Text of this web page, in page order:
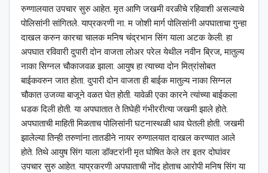
रुग्णालयात उपचार सुरु आहेत. मृत आणि जखमी वरळीचे रहिवाशी असल्याचे
पोलिसांनी सांगितले. याप्रकरणी ना. म जोशी मार्ग पोलिसांनी अपघाताचा गुन्हा
दाखल करुन कारचा चालक मनिष चंद्रभान सिंग याला अटक केली. हा
अपघात रविवारी दुपारी दोन वाजता लोअर परेल येथील नवीन ब्रिज, मातुल्य
नाका सिग्नल चौकाजवळ झाला. आयुष हा त्याच्या दोन मित्रांसोबत
बाईकवरुन जात होता. दुपारी दोन वाजता ही बाईक मातुल्य नाका सिग्नल
चौकात उजव्या बाजूने वळत घेत होती. यावेळी एका कारने त्यांच्या बाईकला
धडक दिली होती. या अपघातात ते तिघेही गंभीररीत्या जखमी झाले होते.
अपघाताची माहिती मिळताच पोलिसांनी घटनास्थळी धाव घेतली होती. जखमी
झालेल्या तिन्ही तरुणांना तातडीने नायर रुग्णालयात दाखल करण्यात आले
होते. तिथे आयुष सिंग याला डॉक्टरांनी मृत घोषित केले तर इतर दोघांवर
उपचार सुरु आहेत. याप्रकरणी अपघाताची नोंद होताच आरोपी मनिष सिंग या